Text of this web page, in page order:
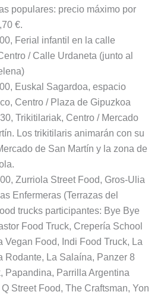
populares: precio máximo por
€.
Ferial infantil en la calle
/ Calle Urdaneta (junto al
Euskal Sagardoa, espacio
Centro / Plaza de Gipuzkoa
Trikitilariak, Centro / Mercado
Los trikitilaris animarán con su
de San Martín y la zona de
Zurriola Street Food, Gros-Ulia
Enfermeras (Terrazas del
trucks participantes: Bye Bye
Food Truck, Crepería School
Vegan Food, Indi Food Truck, La
Rodante, La Salaína, Panzer 8
Papandina, Parrilla Argentina
Street Food, The Craftsman, Yon